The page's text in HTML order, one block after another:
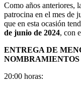
Como años anteriores,
patrocina en el mes de
que en esta ocasión
de junio de 2024, con
ENTREGA DE
NOMBRAMIENTOS
20:00 horas: